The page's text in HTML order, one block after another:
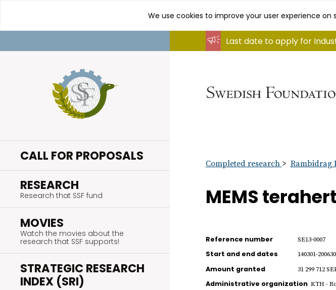
content
We use cookies to improve your user experience on
CALL FOR PROPOSALS
RESEARCH
Research that SSF fund
MOVIES
Watch the movies about the
research that SSF supports!
STRATEGIC RESEARCH
INDEX (SRI)
Last date to apply for
Completed research Rambidrag
MEMS
Reference number SE13-0007
Start and end dates 140301-200630
Amount granted 31 299 712
Administrative organization KTH -